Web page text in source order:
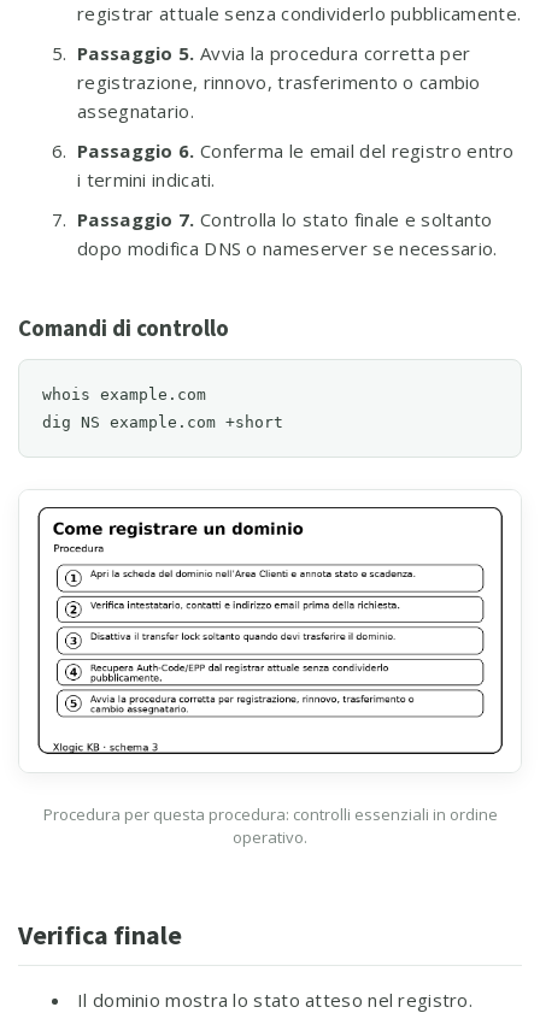
registrar attuale senza condividerlo pubblicamente.
Passaggio 5. Avvia la procedura corretta per
registrazione, rinnovo, trasferimento o cambio
assegnatario.
Passaggio 6. Conferma le email del registro entro
i termini indicati.
Passaggio 7. Controlla lo stato finale e soltanto
dopo modifica DNS o nameserver se necessario.
Comandi di controllo
whois example.com
dig NS example.com +short
Procedura per questa procedura: controlli essenziali in ordine
operativo.
Verifica finale
Il dominio mostra lo stato atteso nel registro.